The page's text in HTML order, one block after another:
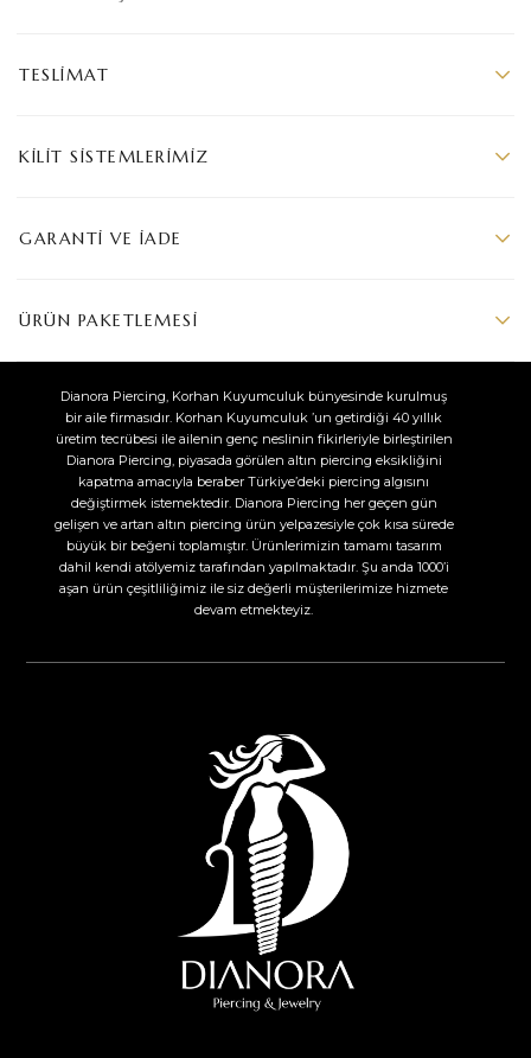
TESLIMAT
KILIT SISTEMLERIMIZ
GARANTI VE İADE
ÜRÜN PAKETLEMESI
Dianora Piercing, Korhan Kuyumculuk bünyesinde kurulmuş
bir aile firmasıdır. Korhan Kuyumculuk ’un getirdiği 40 yıllık
üretim tecrübesi ile ailenin genç neslinin fikirleriyle birleştirilen
Dianora Piercing, piyasada görülen altın piercing eksikliğini
kapatma amacıyla beraber Türkiye’deki piercing algısını
değiştirmek istemektedir. Dianora Piercing her geçen gün
gelişen ve artan altın piercing ürün yelpazesiyle çok kısa sürede
büyük bir beğeni toplamıştır. Ürünlerimizin tamamı tasarım
dahil kendi atölyemiz tarafından yapılmaktadır. Şu anda 1000’i
aşan ürün çeşitliliğimiz ile siz değerli müşterilerimize hizmete
devam etmekteyiz.​